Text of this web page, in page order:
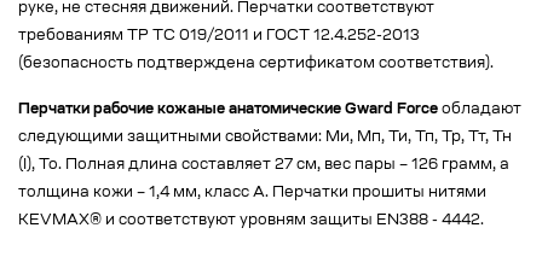
руке, не стесняя движений. Перчатки соответствуют
требованиям ТР ТС 019/2011 и ГОСТ 12.4.252-2013
(безопасность подтверждена сертификатом соответствия).
Перчатки рабочие кожаные анатомические Gward Force обладают
следующими защитными свойствами: Ми, Мп, Ти, Тп, Тр, Тт, Тн
(I), То. Полная длина составляет 27 см, вес пары – 126 грамм, а
толщина кожи – 1,4 мм, класс А. Перчатки прошиты нитями
KEVMAX® и соответствуют уровням защиты EN388 - 4442.